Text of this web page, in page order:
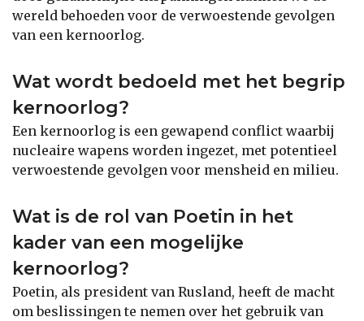
wereld behoeden voor de verwoestende gevolgen
van een kernoorlog.
Wat wordt bedoeld met het begrip
kernoorlog?
Een kernoorlog is een gewapend conflict waarbij
nucleaire wapens worden ingezet, met potentieel
verwoestende gevolgen voor mensheid en milieu.
Wat is de rol van Poetin in het
kader van een mogelijke
kernoorlog?
Poetin, als president van Rusland, heeft de macht
om beslissingen te nemen over het gebruik van